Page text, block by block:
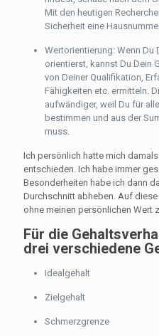
Mit den heutigen
Sicherheit eine
Wertorientierung: Wenn Du
orientierst, kannst Du Dein
von Deiner Qualifikation,
Fähigkeiten etc. ermitteln.
aufwändiger, weil Du für
bestimmen und aus der
muss.
Ich persönlich hatte mich
entschieden. Ich habe immer
Besonderheiten habe ich dann
Durchschnitt abheben. Auf
ohne meinen persönlichen Wert
Für die
drei verschiedene
Idealgehalt
Zielgehalt
Schmerzgrenze